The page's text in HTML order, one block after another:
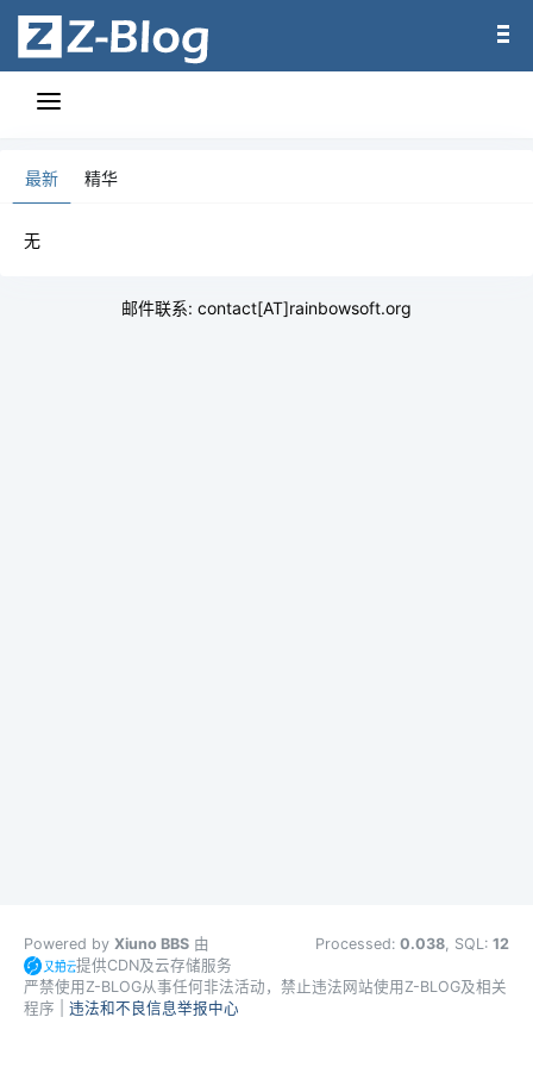
最新 精华
无
邮件联系: contact[AT]rainbowsoft.org
Powered by Xiuno BBS 由
提供CDN及云存储服务
Processed: 0.038, SQL: 12
严禁使用Z-BLOG从事任何非法活动，禁止违法网站使用Z-BLOG及相关
程序 | 违法和不良信息举报中心